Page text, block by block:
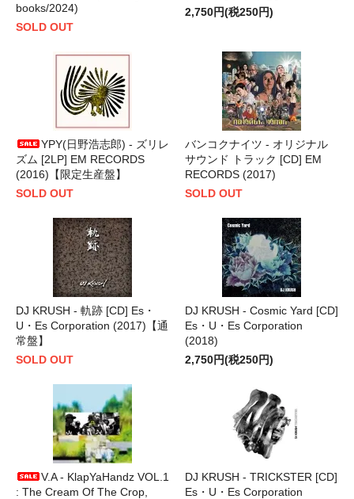
books/2024)
SOLD OUT
2,750円(税250円)
YPY(日野浩志郎) - ズリレ
ズム [2LP] EM RECORDS
(2016)【限定生産盤】
SOLD OUT
バンコクナイツ - オリジナル
サウンド トラック [CD] EM
RECORDS (2017)
SOLD OUT
DJ KRUSH - 軌跡 [CD] Es・
U・Es Corporation (2017)【通
常盤】
SOLD OUT
DJ KRUSH - Cosmic Yard [CD]
Es・U・Es Corporation
(2018)
2,750円(税250円)
V.A - KlapYaHandz VOL.1
: The Cream Of The Crop,
DJ KRUSH - TRICKSTER [CD]
Es・U・Es Corporation